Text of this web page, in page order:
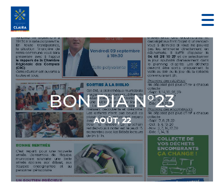
BON DIA N°23
AOÛT, 22